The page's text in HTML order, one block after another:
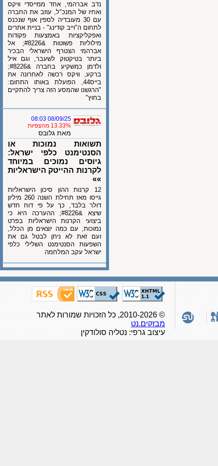
נדב אברהמי, אחד ממייסדי וויקס
ואחיו של המנכ"ל, עוזב את החברה
עם 30 מעובדיה לספין אוף שנכנס
לתחום ה"וייב קודינג" - בניית אתרים
ואפקליקציות באמצעות פקודות
מילוליות פשוטות &#8226; אל
אברהמי הצטרף הישראלי הבכיר
ביותר בטיקטוק לשעבר, וגם איל
ולדמן כמשקיע בחברה &#8226;
ברקע, וויקס רכשה לאחרונה את
בייס44, הפועלת באותו התחום:
"הרגשנו שהמסע הזה צריך להתקיים
בחוץ"
08/09/25 08:03
13.33% מהצפיות
מאת גלובס
תשואות נמוכות או
הסנטימנט כלפי ישראל:
גיוסים נמוכים במיוחד
לקרנות ההייטק הישראליות
12 קרנות ההון סיכון הישראליות
גייסו מאז תחילת השנה 260 מיליון
דולר בלבד, כך על פי דוח חדש
שיצא &#8226; ההערכה היא כי
ביצועי הקרנות הישראליות בפרט
נמוכות, עם כמה יוצאים מן הכלל,
ועם זאת לא ניתן לבטל גם את
השפעות הסנטימנט השלילי כלפי
ישראל עקב המלחמה
מבזקים.נט
עיצוב גרפי: נטליה סולודקין